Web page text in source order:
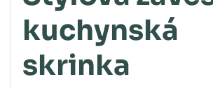
kuchynská
skrinka